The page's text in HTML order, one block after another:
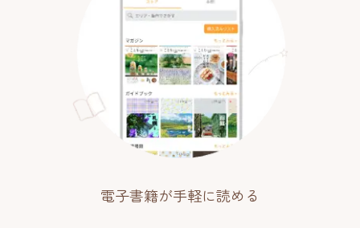
電子書籍が手軽に読める